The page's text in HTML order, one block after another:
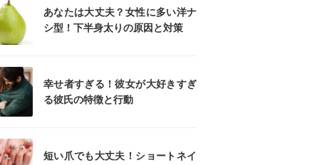
あなたは大丈夫？女性に多い洋ナ
シ型！下半身太りの原因と対策
幸せ者すぎる！彼女が大好きすぎ
る彼氏の特徴と行動
短い爪でも大丈夫！ショートネイ